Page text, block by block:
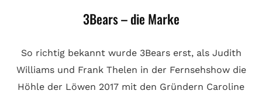
3Bears – die Marke
So richtig bekannt wurde 3Bears erst, als Judith
Williams und Frank Thelen in der Fernsehshow die
Höhle der Löwen 2017 mit den Gründern Caroline